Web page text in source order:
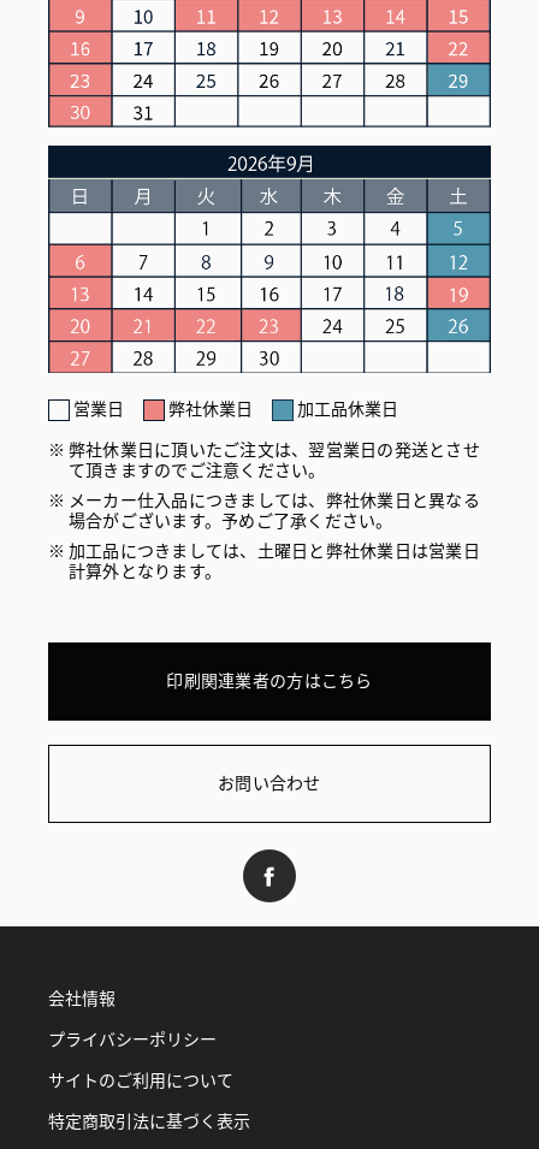
営業日 弊社休業日
加工品休業日
弊社休業日に頂いたご注文は、翌営業日の発送とさせ
て頂きますのでご注意ください。
メーカー仕入品につきましては、弊社休業日と異なる
場合がございます。予めご了承ください。
加工品につきましては、土曜日と弊社休業日は営業日
計算外となります。
印刷関連業者の方はこちら
お問い合わせ
会社情報
プライバシーポリシー
サイトのご利用について
特定商取引法に基づく表示